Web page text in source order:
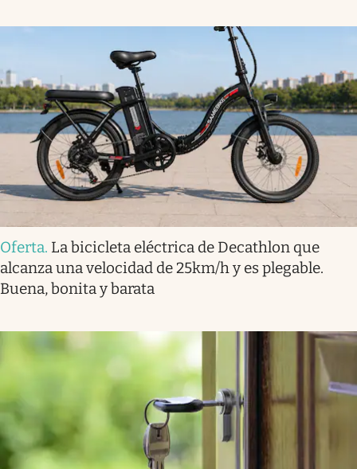
Oferta. La bicicleta eléctrica de Decathlon que
alcanza una velocidad de 25km/h y es plegable.
Buena, bonita y barata